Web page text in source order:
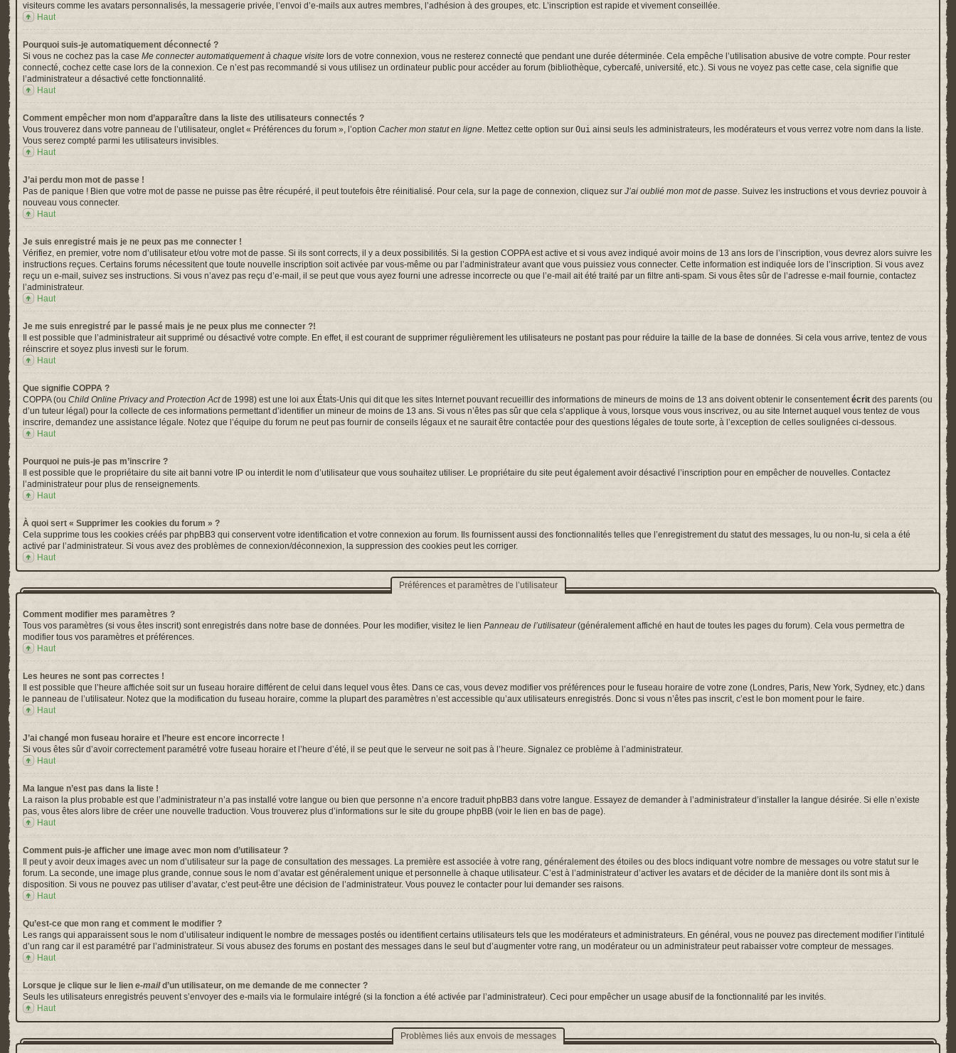
visiteurs comme les avatars personnalisés, la messagerie privée, l’envoi d’e-mails aux autres membres, l’adhésion à des groupes, etc. L’inscription est rapide et vivement conseillée.
Haut
Pourquoi suis-je automatiquement déconnecté ?
Si vous ne cochez pas la case Me connecter automatiquement à chaque visite lors de votre connexion, vous ne resterez connecté que pendant une durée déterminée. Cela empêche l’utilisation abusive de votre compte. Pour rester
connecté, cochez cette case lors de la connexion. Ce n’est pas recommandé si vous utilisez un ordinateur public pour accéder au forum (bibliothèque, cybercafé, université, etc.). Si vous ne voyez pas cette case, cela signifie que
l’administrateur a désactivé cette fonctionnalité.
Haut
Comment empêcher mon nom d’apparaître dans la liste des utilisateurs connectés ?
Vous trouverez dans votre panneau de l’utilisateur, onglet « Préférences du forum », l’option Cacher mon statut en ligne. Mettez cette option sur Oui ainsi seuls les administrateurs, les modérateurs et vous verrez votre nom dans la liste.
Vous serez compté parmi les utilisateurs invisibles.
Haut
J’ai perdu mon mot de passe !
Pas de panique ! Bien que votre mot de passe ne puisse pas être récupéré, il peut toutefois être réinitialisé. Pour cela, sur la page de connexion, cliquez sur J’ai oublié mon mot de passe. Suivez les instructions et vous devriez pouvoir à
nouveau vous connecter.
Haut
Je suis enregistré mais je ne peux pas me connecter !
Vérifiez, en premier, votre nom d’utilisateur et/ou votre mot de passe. Si ils sont corrects, il y a deux possibilités. Si la gestion COPPA est active et si vous avez indiqué avoir moins de 13 ans lors de l’inscription, vous devrez alors suivre les
instructions reçues. Certains forums nécessitent que toute nouvelle inscription soit activée par vous-même ou par l’administrateur avant que vous puissiez vous connecter. Cette information est indiquée lors de l’inscription. Si vous avez
reçu un e-mail, suivez ses instructions. Si vous n’avez pas reçu d’e-mail, il se peut que vous ayez fourni une adresse incorrecte ou que l’e-mail ait été traité par un filtre anti-spam. Si vous êtes sûr de l’adresse e-mail fournie, contactez
l’administrateur.
Haut
Je me suis enregistré par le passé mais je ne peux plus me connecter ?!
Il est possible que l’administrateur ait supprimé ou désactivé votre compte. En effet, il est courant de supprimer régulièrement les utilisateurs ne postant pas pour réduire la taille de la base de données. Si cela vous arrive, tentez de vous
réinscrire et soyez plus investi sur le forum.
Haut
Que signifie COPPA ?
COPPA (ou Child Online Privacy and Protection Actde 1998) est une loi aux États-Unis qui dit que les sites Internet pouvant recueillir des informations de mineurs de moins de 13 ans doivent obtenir le consentementécrit des parents (ou
d’un tuteur légal) pour la collecte de ces informations permettant d’identifier un mineur de moins de 13 ans. Si vous n’êtes pas sûr que cela s’applique à vous, lorsque vous vous inscrivez, ou au site Internet auquel vous tentez de vous
inscrire, demandez une assistance légale. Notez que l’équipe du forum ne peut pas fournir de conseils légaux et ne saurait être contactée pour des questions légales de toute sorte, à l’exception de celles soulignées ci-dessous.
Haut
Pourquoi ne puis-je pas m’inscrire ?
Il est possible que le propriétaire du site ait banni votre IP ou interdit le nom d’utilisateur que vous souhaitez utiliser. Le propriétaire du site peut également avoir désactivé l’inscription pour en empêcher de nouvelles. Contactez
l’administrateur pour plus de renseignements.
Haut
À quoi sert « Supprimer les cookies du forum » ?
Cela supprime tous les cookies créés par phpBB3 qui conservent votre identification et votre connexion au forum. Ils fournissent aussi des fonctionnalités telles que l’enregistrement du statut des messages, lu ou non-lu, si cela a été
activé par l’administrateur. Si vous avez des problèmes de connexion/déconnexion, la suppression des cookies peut les corriger.
Haut
Préférences et paramètres de l’utilisateur
Comment modifier mes paramètres ?
Tous vos paramètres (si vous êtes inscrit) sont enregistrés dans notre base de données. Pour les modifier, visitez le lien Panneau de l’utilisateur(généralement affiché en haut de toutes les pages du forum). Cela vous permettra de
modifier tous vos paramètres et préférences.
Haut
Les heures ne sont pas correctes !
Il est possible que l’heure affichée soit sur un fuseau horaire différent de celui dans lequel vous êtes. Dans ce cas, vous devez modifier vos préférences pour le fuseau horaire de votre zone (Londres, Paris, New York, Sydney, etc.) dans
le panneau de l’utilisateur. Notez que la modification du fuseau horaire, comme la plupart des paramètres n’est accessible qu’aux utilisateurs enregistrés. Donc si vous n’êtes pas inscrit, c’est le bon moment pour le faire.
Haut
J’ai changé mon fuseau horaire et l’heure est encore incorrecte !
Si vous êtes sûr d’avoir correctement paramétré votre fuseau horaire et l’heure d’été, il se peut que le serveur ne soit pas à l’heure. Signalez ce problème à l’administrateur.
Haut
Ma langue n’est pas dans la liste !
La raison la plus probable est que l’administrateur n’a pas installé votre langue ou bien que personne n’a encore traduit phpBB3 dans votre langue. Essayez de demander à l’administrateur d’installer la langue désirée. Si elle n’existe
pas, vous êtes alors libre de créer une nouvelle traduction. Vous trouverez plus d’informations sur le site du groupe phpBB (voir le lien en bas de page).
Haut
Comment puis-je afficher une image avec mon nom d’utilisateur ?
Il peut y avoir deux images avec un nom d’utilisateur sur la page de consultation des messages. La première est associée à votre rang, généralement des étoiles ou des blocs indiquant votre nombre de messages ou votre statut sur le
forum. La seconde, une image plus grande, connue sous le nom d’avatar est généralement unique et personnelle à chaque utilisateur. C’est à l’administrateur d’activer les avatars et de décider de la manière dont ils sont mis à
disposition. Si vous ne pouvez pas utiliser d’avatar, c’est peut-être une décision de l’administrateur. Vous pouvez le contacter pour lui demander ses raisons.
Haut
Qu’est-ce que mon rang et comment le modifier ?
Les rangs qui apparaissent sous le nom d’utilisateur indiquent le nombre de messages postés ou identifient certains utilisateurs tels que les modérateurs et administrateurs. En général, vous ne pouvez pas directement modifier l’intitulé
d’un rang car il est paramétré par l’administrateur. Si vous abusez des forums en postant des messages dans le seul but d’augmenter votre rang, un modérateur ou un administrateur peut rabaisser votre compteur de messages.
Haut
Lorsque je clique sur le lien e-maild’un utilisateur, on me demande de me connecter ?
Seuls les utilisateurs enregistrés peuvent s’envoyer des e-mails via le formulaire intégré (si la fonction a été activée par l’administrateur). Ceci pour empêcher un usage abusif de la fonctionnalité par les invités.
Haut
Problèmes liés aux envois de messages